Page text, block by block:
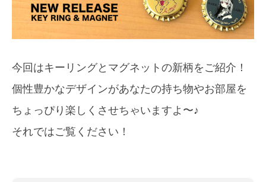
今回はキーリングとマグネットの新柄をご紹介！
個性豊かなデザインがあなたの持ち物やお部屋を
ちょっぴり楽しくさせちゃいますよ〜♪
それではご覧ください！